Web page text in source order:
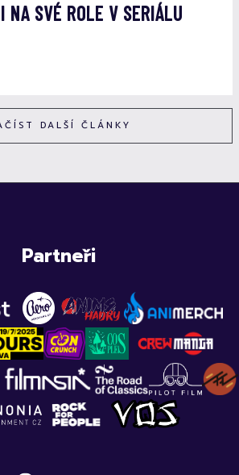
NA SVÉ ROLE V SERIÁLU
DALŠÍ ČLÁNKY
Partneři